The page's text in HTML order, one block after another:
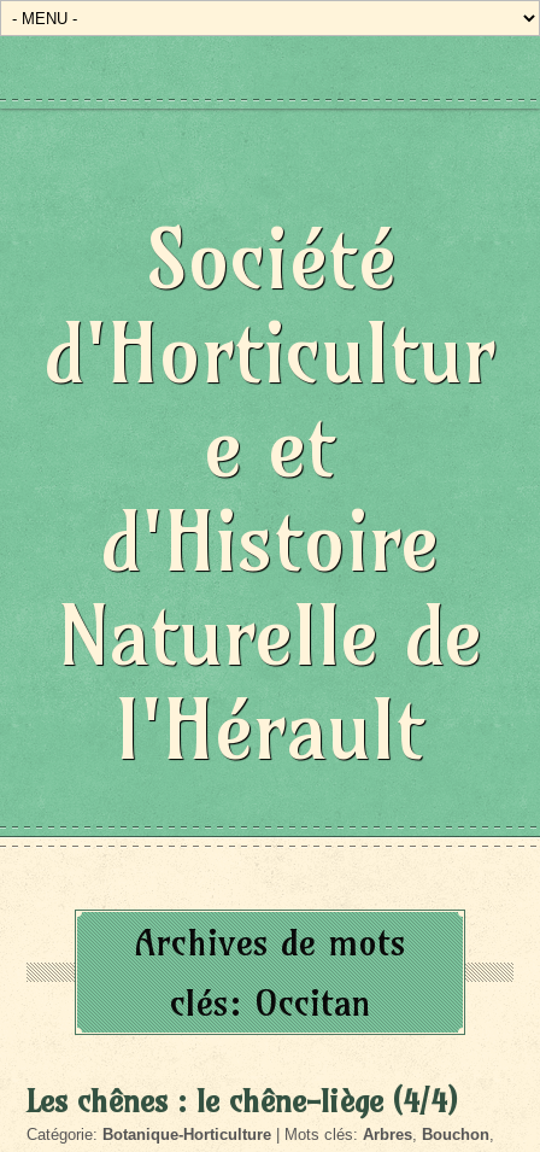
Société
d'Horticultur
e et
d'Histoire
Naturelle de
l'Hérault
Archives de mots
clés:Occitan
Les chênes : le chêne-liège (4/4)
Catégorie: Botanique-Horticulture | Mots clés:Arbres, Bouchon,